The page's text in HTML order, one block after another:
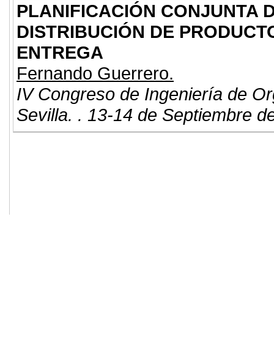
PLANIFICACIÓN CONJUNTA
DISTRIBUCIÓN DE
ENTREGA
Fernando Guerrero.
IV Congreso de Ingeniería de
Sevilla. . 13-14 de Septiembre